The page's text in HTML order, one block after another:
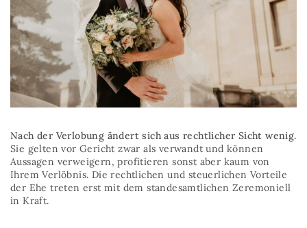
Nach der Verlobung ändert sich aus rechtlicher Sicht wenig.
Sie gelten vor Gericht zwar als verwandt und können
Aussagen verweigern, profitieren sonst aber kaum von
Ihrem Verlöbnis. Die rechtlichen und steuerlichen Vorteile
der Ehe treten erst mit dem standesamtlichen Zeremoniell
in Kraft.